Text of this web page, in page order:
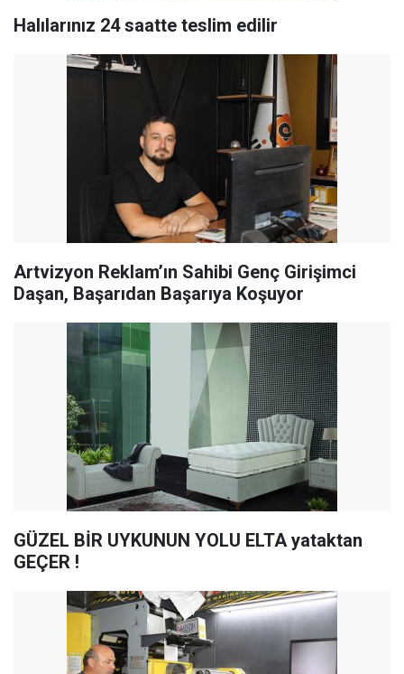
Halılarınız 24 saatte teslim edilir
Artvizyon Reklam’ın Sahibi Genç Girişimci
Daşan, Başarıdan Başarıya Koşuyor
GÜZEL BİR UYKUNUN YOLU ELTA yataktan
GEÇER !